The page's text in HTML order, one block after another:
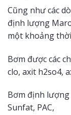
Cũng như các
định lượng
một khoảng
Bơm được các
clo, axit h2so4,
Bơm định lượng
Sunfat, PAC,